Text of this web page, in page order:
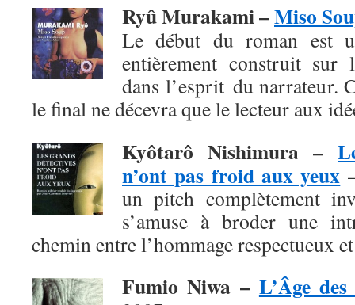
Ryû Murakami –Miso
Le début du roman est
entièrement construit sur
dans l’esprit du narrateur.
le finalne décevra que le lecteur aux
Kyôtarô Nishimura –
n’ont pas froid aux yeux
un pitch complètement
s’amuse à broder une
chemin entre l’hommage respectueux
Fumio Niwa – L’Âge